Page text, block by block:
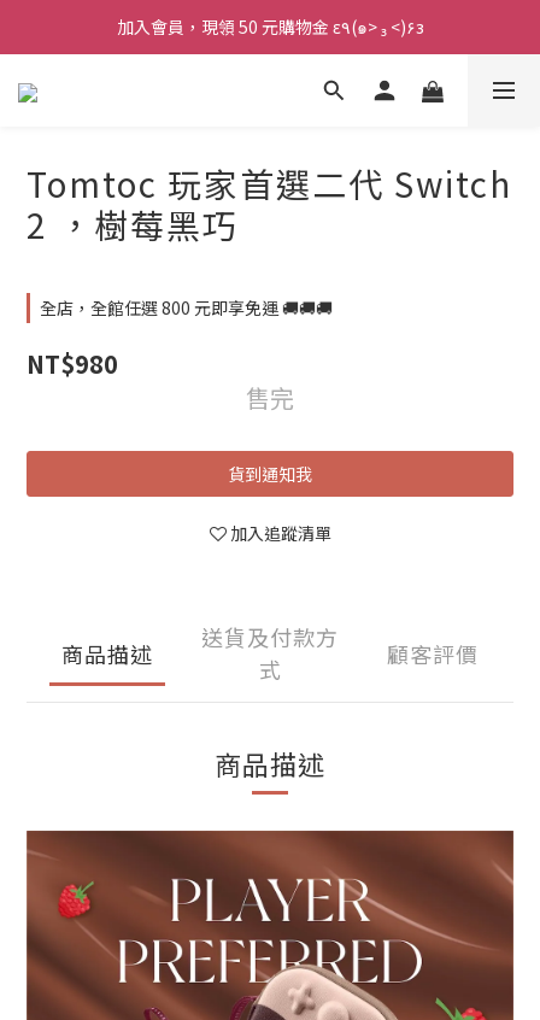
加入會員，現領 50 元購物金 ε٩(๑> ₃ <)۶з
加入會員，現領 50 元購物金 ε٩(๑> ₃ <)۶з
全館滿 800 元 就免運 🚚
Tomtoc 玩家首選二代 Switch
2 ，樹莓黑巧
全店，全館任選 800 元即享免運 🚚🚚🚚
NT$980
售完
貨到通知我
加入追蹤清單
商品描述
送貨及付款方
式
顧客評價
商品描述